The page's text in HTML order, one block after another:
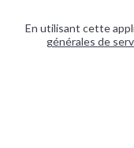
En utilisant cette
générales de